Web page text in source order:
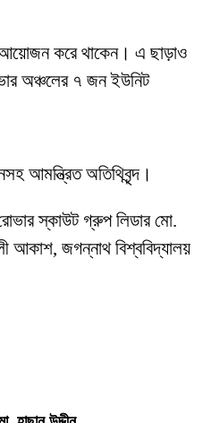
আয়োজন করে থাকেন। এ ছাড়াও
অঞ্চলের ৭ জন ইউনিট
আমন্ত্রিত অতিথিবৃন্দ।
স্কাউট গ্রুপ লিডার মো.
আকাশ, জগন্নাথ বিশ্ববিদ্যালয়